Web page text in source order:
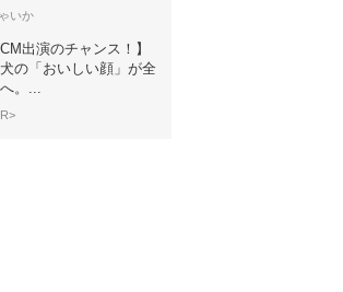
いか
CM出演のチャンス！】
の「おいしい顔」が全
。...